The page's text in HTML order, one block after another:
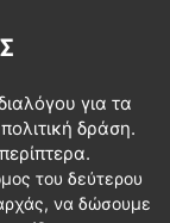
για τα
δράση.
του δεύτερου
να δώσουμε